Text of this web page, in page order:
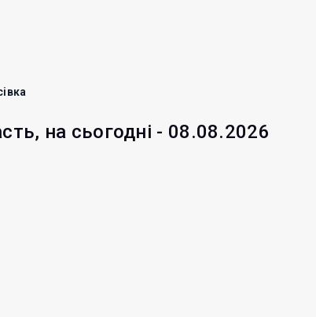
на сьогодні - 08.08.2026